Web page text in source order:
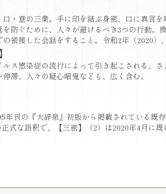
・意の三業。手に印を結ぶ身密、口に真言を
防ぐために、人々が避けるべき3つの行動。
の密接した会話をすること。令和2年（2020）
ルス感染症の流行によって引き起こされる、
滞、人々の疑心暗鬼なども、広く含む。
刊の『大辞泉』初版から掲載されている既存
式な語釈で、【三密】（2）は2020年4月に既